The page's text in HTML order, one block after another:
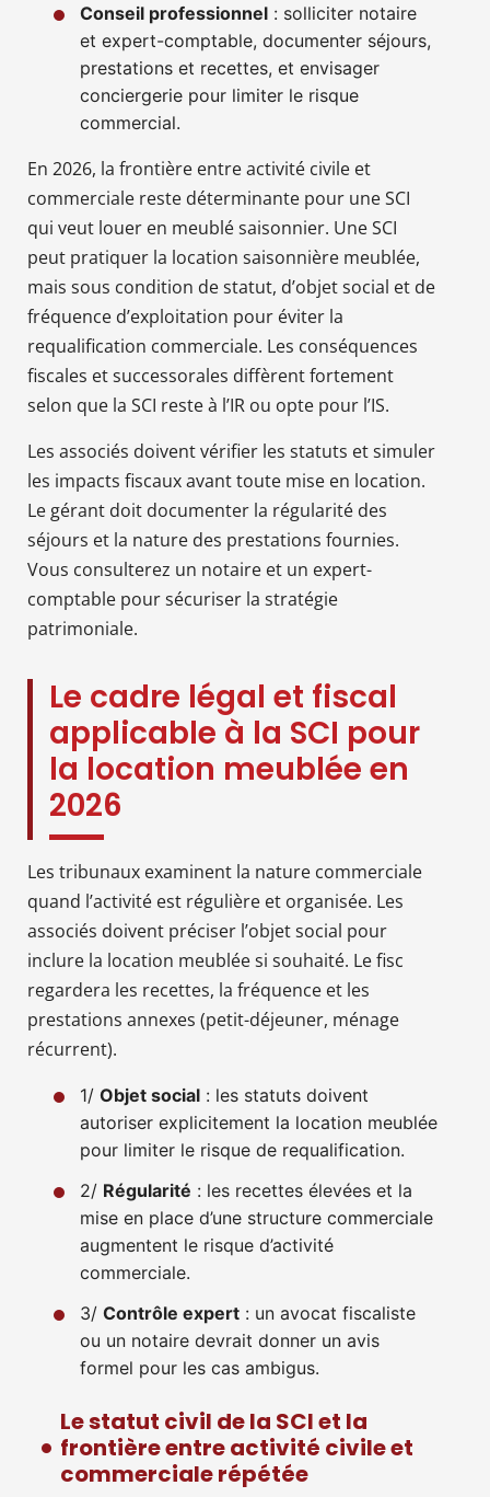
Conseil professionnel : solliciter notaire
et expert-comptable, documenter séjours,
prestations et recettes, et envisager
conciergerie pour limiter le risque
commercial.
En 2026, la frontière entre activité civile et
commerciale reste déterminante pour une SCI
qui veut louer en meublé saisonnier. Une SCI
peut pratiquer la location saisonnière meublée,
mais sous condition de statut, d’objet social et de
fréquence d’exploitation pour éviter la
requalification commerciale. Les conséquences
fiscales et successorales diffèrent fortement
selon que la SCI reste à l’IR ou opte pour l’IS.
Les associés doivent vérifier les statuts et simuler
les impacts fiscaux avant toute mise en location.
Le gérant doit documenter la régularité des
séjours et la nature des prestations fournies.
Vous consulterez un notaire et un expert-
comptable pour sécuriser la stratégie
patrimoniale.
Le cadre légal et fiscal
applicable à la SCI pour
la location meublée en
2026
Les tribunaux examinent la nature commerciale
quand l’activité est régulière et organisée. Les
associés doivent préciser l’objet social pour
inclure la location meublée si souhaité. Le fisc
regardera les recettes, la fréquence et les
prestations annexes (petit-déjeuner, ménage
récurrent).
1/ Objet social : les statuts doivent
autoriser explicitement la location meublée
pour limiter le risque de requalification.
2/ Régularité : les recettes élevées et la
mise en place d’une structure commerciale
augmentent le risque d’activité
commerciale.
3/ Contrôle expert : un avocat fiscaliste
ou un notaire devrait donner un avis
formel pour les cas ambigus.
Le statut civil de la SCI et la
frontière entre activité civile et
commerciale répétée